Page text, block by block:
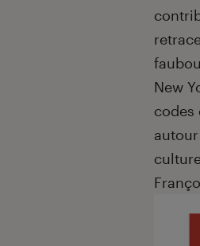
New
codes
autour